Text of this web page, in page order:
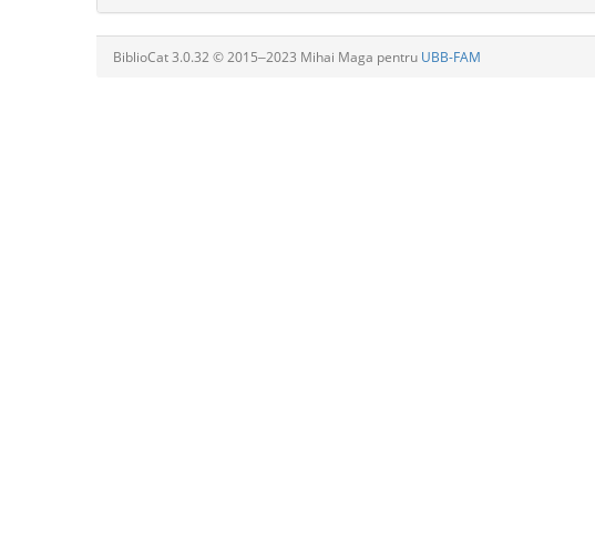
BiblioCat 3.0.32 © 2015‒2023 Mihai Maga pentru UBB-FAM